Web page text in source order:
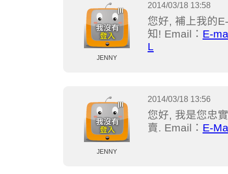
JENNY
2014/03/18 13:58
您好, 補上我的
知! Email： E-
L
JENNY
2014/03/18 13:56
您好, 我是您忠
賣. Email： E-